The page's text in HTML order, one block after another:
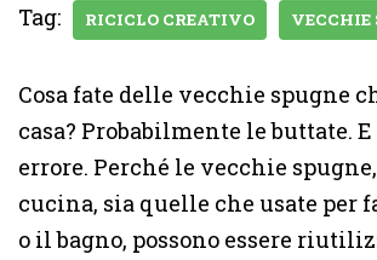
Tag: RICICLO CREATIVO VECCHIE
Cosa fate delle vecchie spugne
casa? Probabilmente le buttate.
errore. Perché le vecchie
cucina, sia quelle che usate per
o il bagno, possono essere